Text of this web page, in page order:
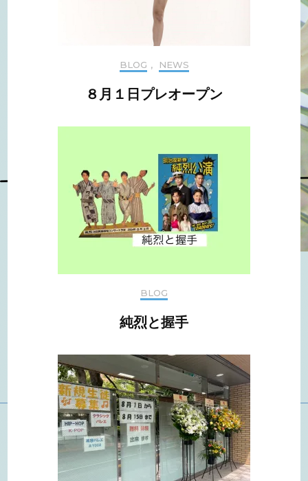
BLOG , NEWS
８月１日プレオープン
BLOG
純烈と握手